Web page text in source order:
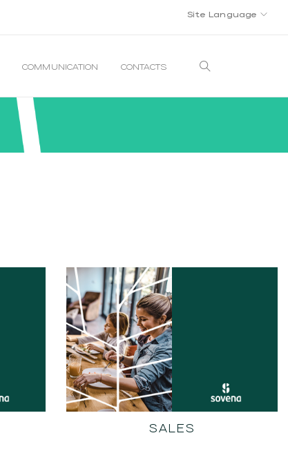
Site Language
COMMUNICATION CONTACTS
SALES